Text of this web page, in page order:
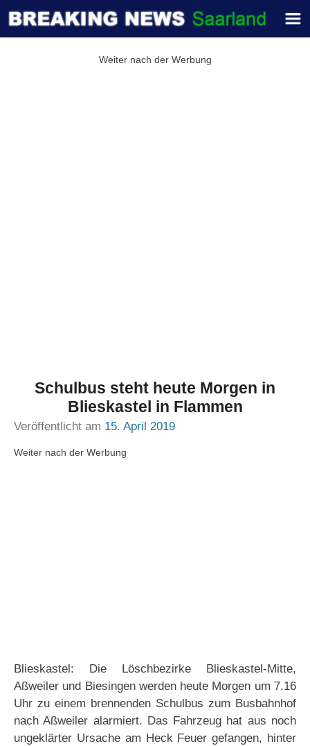
Weiter nach der Werbung
Schulbus steht heute Morgen in
Blieskastel in Flammen
Veröffentlicht am 15. April 2019
Weiter nach der Werbung
Blieskastel: Die Löschbezirke Blieskastel-Mitte,
Aßweiler und Biesingen werden heute Morgen um 7.16
Uhr zu einem brennenden Schulbus zum Busbahnhof
nach Aßweiler alarmiert. Das Fahrzeug hat aus noch
ungeklärter Ursache am Heck Feuer gefangen, hinter